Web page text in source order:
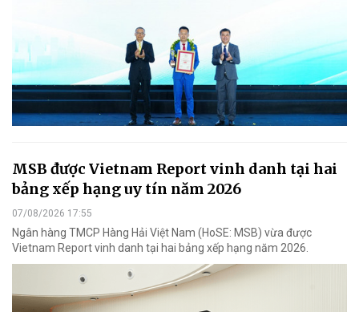
MSB được Vietnam Report vinh danh tại hai
bảng xếp hạng uy tín năm 2026
07/08/2026 17:55
Ngân hàng TMCP Hàng Hải Việt Nam (HoSE: MSB) vừa được
Vietnam Report vinh danh tại hai bảng xếp hạng năm 2026.